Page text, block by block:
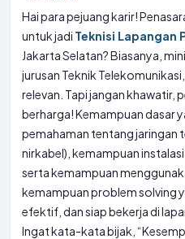
Hai para pejuang karir!
untuk jadi Teknisi Lapangan
Jakarta Selatan? Biasanya,
jurusan Teknik
relevan. Tapi jangan khawatir,
berharga! Kemampuan dasar
pemahaman tentang jaringan
nirkabel), kemampuan
serta kemampuan
kemampuan problem solving
efektif, dan siap bekerja di
Ingat kata-kata bijak,